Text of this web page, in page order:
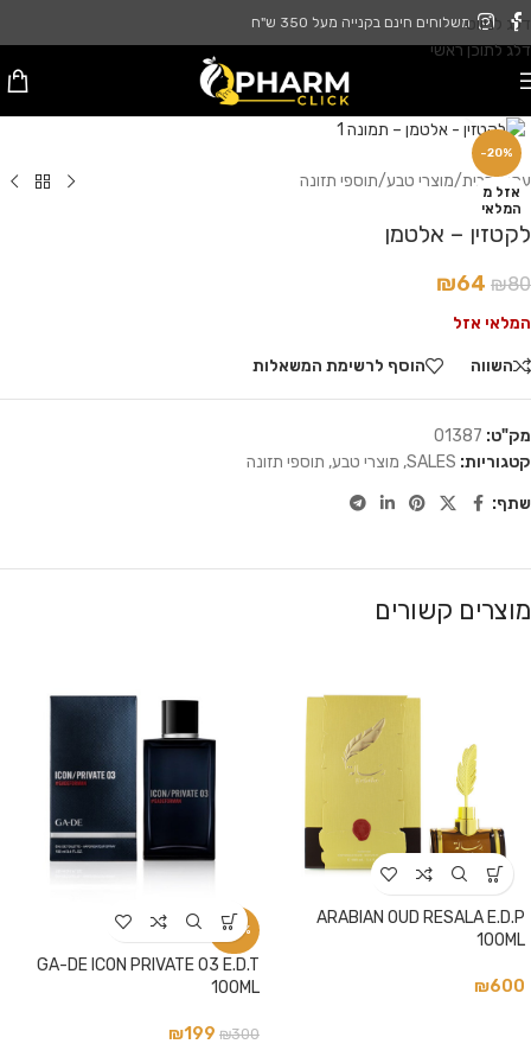
דלג לניווט
דלג לתוכן ראשי
משלוחים חינם בקנייה מעל 350 ש"ח
-20%
אזל מ
המלאי
עמוד הבית/מוצרי טבע/תוספי תזונה
לקטזין – אלטמן
₪80
₪64
המלאי אזל
השווה הוסף לרשימת המשאלות
מק"ט: 01387
קטגוריות: SALES
, מוצרי טבע, תוספי תזונה
שתף:
מוצרים קשורים
ARABIAN OUD RESALA E.D.P
100ML
₪600
-34%
GA-DE ICON PRIVATE 03 E.D.T
100ML
₪300
₪199